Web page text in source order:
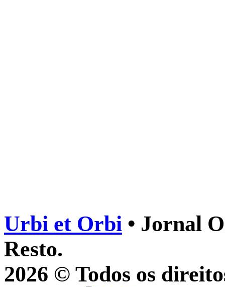
Urbi et Orbi • Jornal
Resto.
2026 © Todos os